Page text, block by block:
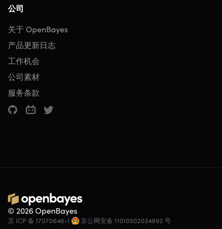
公司
关于 OpenBayes
产品更新日志
工作机会
公司素材
服务条款
© 2026 OpenBayes
京 ICP 备 17070646-1 京公网安备 11010502034992 号